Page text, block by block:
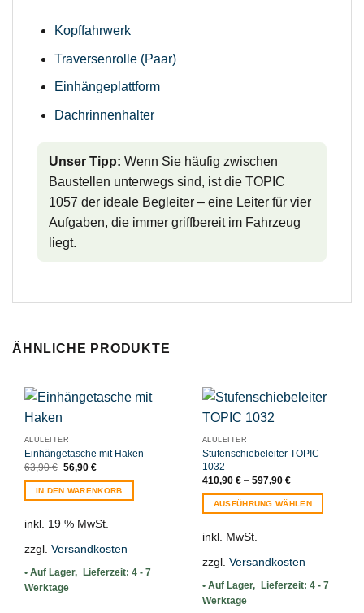
Kopffahrwerk
Traversenrolle (Paar)
Einhängeplattform
Dachrinnenhalter
Unser Tipp: Wenn Sie häufig zwischen
Baustellen unterwegs sind, ist die TOPIC
1057 der ideale Begleiter – eine Leiter für vier
Aufgaben, die immer griffbereit im Fahrzeug
liegt.
ÄHNLICHE PRODUKTE
ALULEITER
Einhängetasche mit Haken
63,90€ Ursprünglicher
Preis
war:
63,90 €
56,90 €Aktueller
ist:
56,90 €.
IN DEN WARENKORB
inkl. 19 % MwSt.
zzgl. Versandkosten
Lieferzeit: 4 - 7
Werktage
ALULEITER
Stufenschiebeleiter TOPIC
1032
410,90 €– 597,90 €
AUSFÜHRUNG WÄHLEN
Produkt
mehrere
Varianten
auf.
inkl. MwSt.
zzgl. Versandkosten
Lieferzeit: 4 - 7
Werktage